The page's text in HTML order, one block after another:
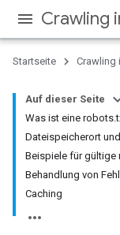
Crawling
Startseite Crawling
Auf dieser Seite
Was ist eine
Dateispeicherort
Beispiele für gültige
Behandlung von
Caching